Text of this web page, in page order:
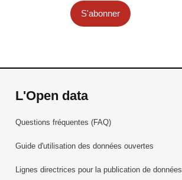
S'abonner
L'Open data
Questions fréquentes (FAQ)
Guide d'utilisation des données ouvertes
Lignes directrices pour la publication de données